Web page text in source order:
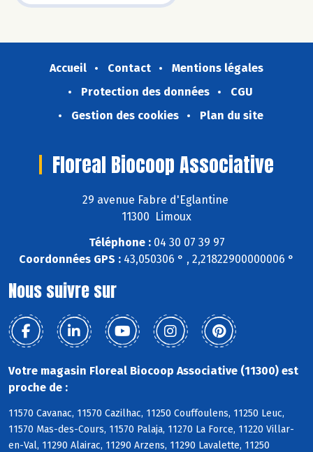
Accueil Contact
Mentions légales
Protection des données
CGU
Gestion des cookies
Plan du site
Floreal Biocoop Associative
29 avenue Fabre d'Eglantine
11300 Limoux
Téléphone :04 30 07 39 97
Coordonnées GPS : 43,050306 ° , 2,21822900000006 °
Nous suivre sur
Votre magasin Floreal Biocoop Associative (11300) est
proche de :
11570 Cavanac, 11570 Cazilhac, 11250 Couffoulens, 11250 Leuc,
11570 Mas-des-Cours, 11570 Palaja, 11270 La Force, 11220 Villar-
en-Val, 11290 Alairac, 11290 Arzens, 11290 Lavalette, 11250